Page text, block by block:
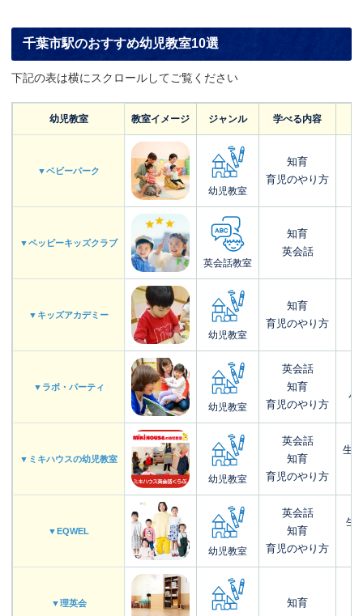
千葉市駅のおすすめ幼児教室10選
下記の表は横にスクロールしてご覧ください
幼児教室 教室イメージ ジャンル 学べる内容
▼ベビーパーク
幼児教室
知育
育児のやり方
▼ペッピーキッズクラブ
英会話教室
知育
英会話
▼キッズアカデミー
幼児教室
知育
育児のやり方
▼ラボ・パーティ
幼児教室
英会話
知育
育児のやり方
小
▼ミキハウスの幼児教室
幼児教室
英会話
知育
育児のやり方
生
▼EQWEL
幼児教室
英会話
知育
育児のやり方
生
▼理英会 知育